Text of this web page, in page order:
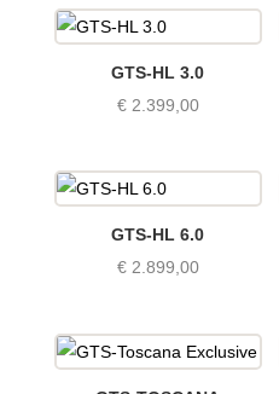
GTS-HL 3.0
€2.399,00
GTS-HL 6.0
€2.899,00